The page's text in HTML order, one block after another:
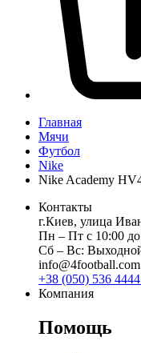
Главная
Мячи
Футбол
Nike
Nike Academy
Контакты
г.Киев, улица
Пн ‒ Пт с 10:00
Сб ‒ Вс:
+38 (050) 536 4444
Компания
Помощь